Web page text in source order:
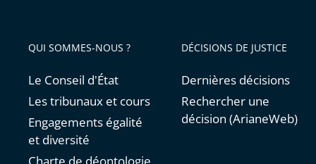
QUI SOMMES-NOUS ?
Le Conseil d'État
Les tribunaux et cours
Engagements égalité
et diversité
DÉCISIONS DE JUSTICE
Dernières décisions
Rechercher une
décision (ArianeWeb)